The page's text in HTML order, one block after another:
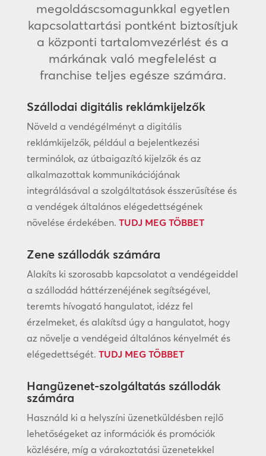
megoldáscsomagunkkal egyetlen
kapcsolattartási pontként biztosítjuk
a központi tartalomvezérlést és a
márkának való megfelelést a
franchise teljes egésze számára.
Szállodai digitális reklámkijelzők
Növeld a vendégélményt a digitális
reklámkijelzők, például a bejelentkezési
terminálok, az útbaigazító kijelzők és az
alkalmazottak kommunikációjának
integrálásával a szolgáltatások ésszerűsítése és
a vendégek általános elégedettségének
növelése érdekében. TUDJ MEG TÖBBET
Zene szállodák számára
Alakíts ki szorosabb kapcsolatot a vendégeiddel
a szállodád háttérzenéjének segítségével,
teremts hívogató hangulatot, idézz fel
érzelmeket, és alakítsd úgy a hangulatot, hogy
az növelje a vendégeid általános kényelmét és
elégedettségét. TUDJ MEG TÖBBET
Hangüzenet-szolgáltatás szállodák
számára
Használd ki a helyszíni üzenetküldésben rejlő
lehetőségeket az információk és promóciók
közlésére, míg a várakoztatási üzenetekkel